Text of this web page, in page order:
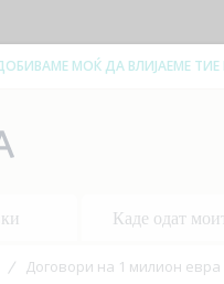
МОЌ ДА ВЛИЈАЕМЕ
Каде одат
Договори на 1 милион евра